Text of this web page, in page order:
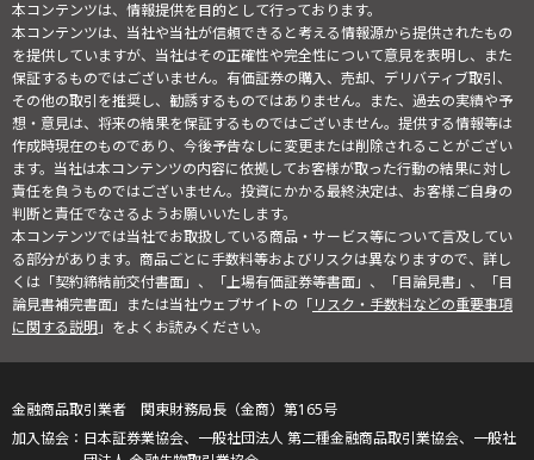
本コンテンツは、情報提供を目的として行っております。
本コンテンツは、当社や当社が信頼できると考える情報源から提供されたもの
を提供していますが、当社はその正確性や完全性について意見を表明し、また
保証するものではございません。有価証券の購入、売却、デリバティブ取引、
その他の取引を推奨し、勧誘するものではありません。また、過去の実績や予
想・意見は、将来の結果を保証するものではございません。提供する情報等は
作成時現在のものであり、今後予告なしに変更または削除されることがござい
ます。当社は本コンテンツの内容に依拠してお客様が取った行動の結果に対し
責任を負うものではございません。投資にかかる最終決定は、お客様ご自身の
判断と責任でなさるようお願いいたします。
本コンテンツでは当社でお取扱している商品・サービス等について言及してい
る部分があります。商品ごとに手数料等およびリスクは異なりますので、詳し
くは「契約締結前交付書面」、「上場有価証券等書面」、「目論見書」、「目
論見書補完書面」または当社ウェブサイトの「リスク・手数料などの重要事項
に関する説明」をよくお読みください。
金融商品取引業者 関東財務局長（金商）第165号
日本証券業協会、一般社団法人 第二種金融商品取引業協会、一般社